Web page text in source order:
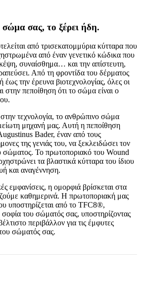
σώμα σας, το ξέρει ήδη.
από τρισεκατομμύρια κύτταρα που
από έναν γενετικό κώδικα που
συναίσθημα… και την απίστευτη,
Από τη φροντίδα του δέρματος
έως την έρευνα βιοτεχνολογίας, όλες οι
στην πεποίθηση ότι το σώμα είναι ο
τεχνολογία, το ανθρώπινο σώμα
μηχανή μας. Αυτή η πεποίθηση
Bader, έναν από τους
της γενιάς του, να ξεκλειδώσει τον
σώματος. Το πρωτοποριακό του Wound
τα βλαστικά κύτταρα του ίδιου
και αναγέννηση.
εμφανίσεις, η ομορφιά βρίσκεται στα
καθημερινά. Η πρωτοποριακή μας
υποστηρίζεται από το TFC8®,
σοφία του σώματός σας, υποστηρίζοντας
περιβάλλον για τις έμφυτες
σώματός σας.